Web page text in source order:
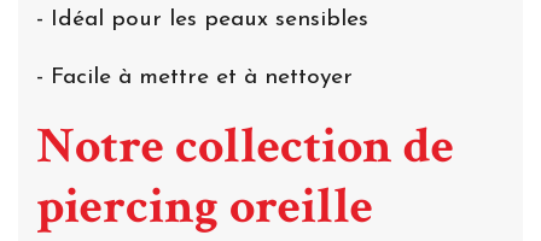
- Idéal pour les peaux sensibles
- Facile à mettre et à nettoyer
Notre collection de
piercing oreille